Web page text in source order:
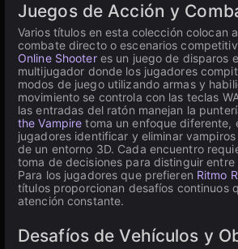
Juegos de Acción y
Varios títulos en esta colección colocan
combate directo o escenarios
Online Shooteres un juego de disparos
multijugador donde los jugadores
modos de juego utilizando armas y
movimiento se controla con las teclas
las entradas del ratón manejan la
the Vampire toma un enfoque diferente,
jugadores identificar y eliminar
de un entorno 3D. Cada encuentro
toma de decisiones para distinguir entre
Para los jugadores que prefieren Ritmo
títulos proporcionan desafíos continuos
atención constante.
Desafíos de Vehículos y